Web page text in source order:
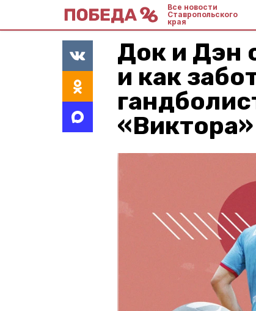
Все новости
Ставропольского
края
Док и Дэн
и как
«Виктора»